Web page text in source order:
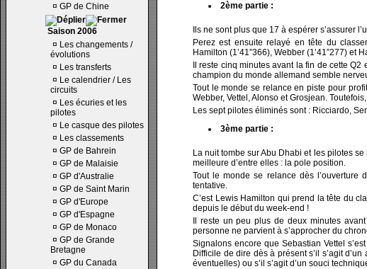
¤ GP de Chine
Saison 2006
¤ Les changements /
évolutions
¤ Les transferts
¤ Le calendrier / Les
circuits
¤ Les écuries et les
pilotes
¤ Le casque des pilotes
¤ Les classements
¤ GP de Bahrein
¤ GP de Malaisie
¤ GP d'Australie
¤ GP de Saint Marin
¤ GP d'Europe
¤ GP d'Espagne
¤ GP de Monaco
¤ GP de Grande
Bretagne
¤ GP du Canada
2ème partie :
Ils ne sont plus que 17 à espérer s’assurer
Perez est ensuite relayé en tête du
Hamilton (1’41”366), Webber (1’41”277) et
Il reste cinq minutes avant la fin de cette
champion du monde allemand semble
Tout le monde se relance en piste pour
Webber, Vettel, Alonso et Grosjean.
Les sept pilotes éliminés sont : Ricciardo,
3ème partie :
La nuit tombe sur Abu Dhabi et les pilotes
meilleure d’entre elles : la pole position.
Tout le monde se relance dès
tentative.
C’est Lewis Hamilton qui prend la tête du
depuis le début du week-end !
Il reste un peu plus de deux minutes
personne ne parvient à s’approcher du
Signalons encore que Sebastian Vettel
Difficile de dire dès à présent s’il s’agit
éventuelles) ou s’il s’agit d’un souci